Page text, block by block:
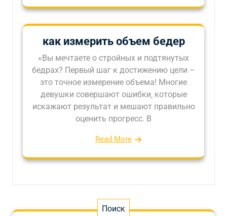
как измерить объем бедер
«Вы мечтаете о стройных и подтянутых
бедрах? Первый шаг к достижению цели –
это точное измерение объема! Многие
девушки совершают ошибки‚ которые
искажают результат и мешают правильно
оценить прогресс. В
Read More
Поиск